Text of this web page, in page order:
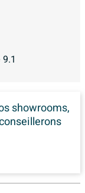
9.1
showrooms,